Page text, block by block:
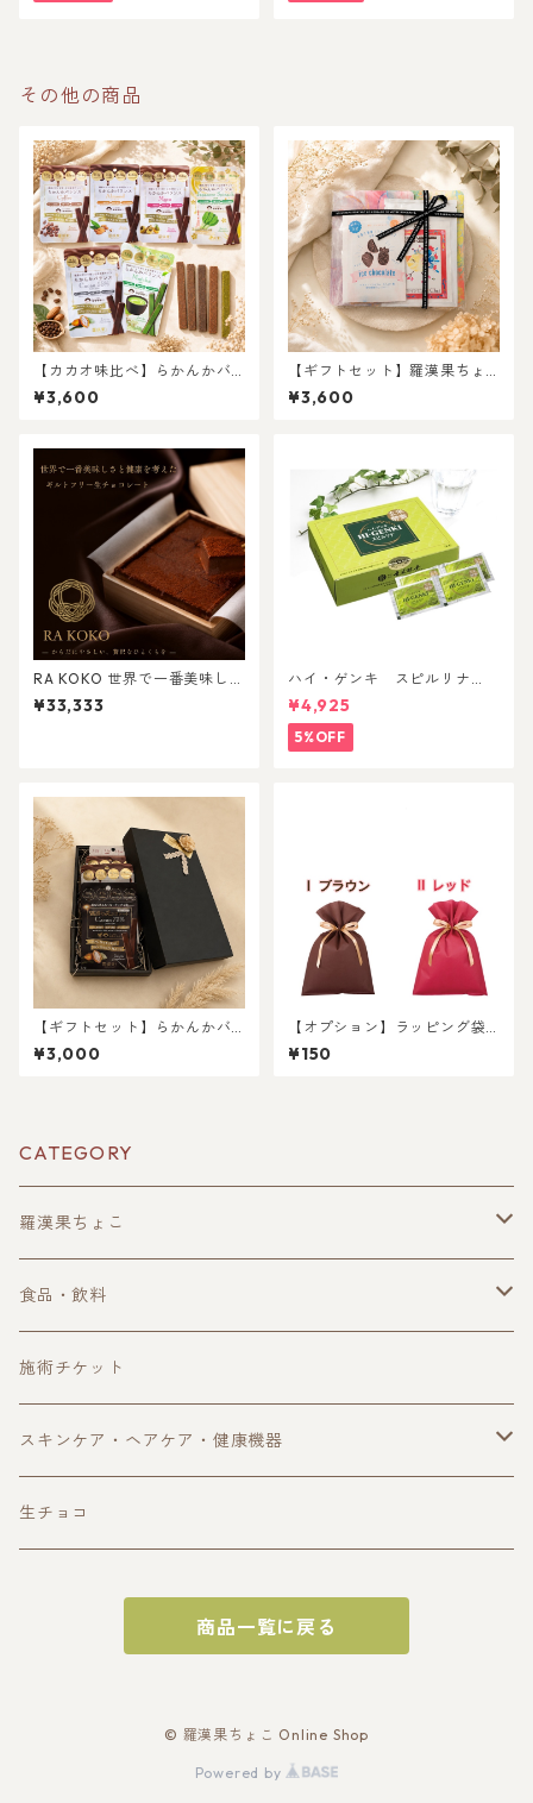
その他の商品
【カカオ味比べ】らかんかバ
ランス6種セット
¥3,600
【ギフトセット】羅漢果ちょ
こバラエティパック
¥3,600
RA KOKO 世界で一番美味しさ
と健康を考えたギルトフリー
生チョコ 〜胡桃オイル×暖流〜
¥33,333
ハイ・ゲンキ スピルリナ
（顆粒・90包入）
¥4,925
5%OFF
【ギフトセット】らかんかバ
ランス3種+魅惑のチョコレー
トセット
¥3,000
【オプション】ラッピング袋
（不織布）
¥150
CATEGORY
羅漢果ちょこ
単品購入
定期購入
ギフトボックス
アウトレット
食品・飲料
珈琲・ノンカフェイン珈琲
ハーブティー
自然食品
施術チケット
スキンケア・ヘアケア・健康機器
オイル・スキンケア用品
生チョコ
商品一覧に戻る
© 羅漢果ちょこ Online Shop
Powered by